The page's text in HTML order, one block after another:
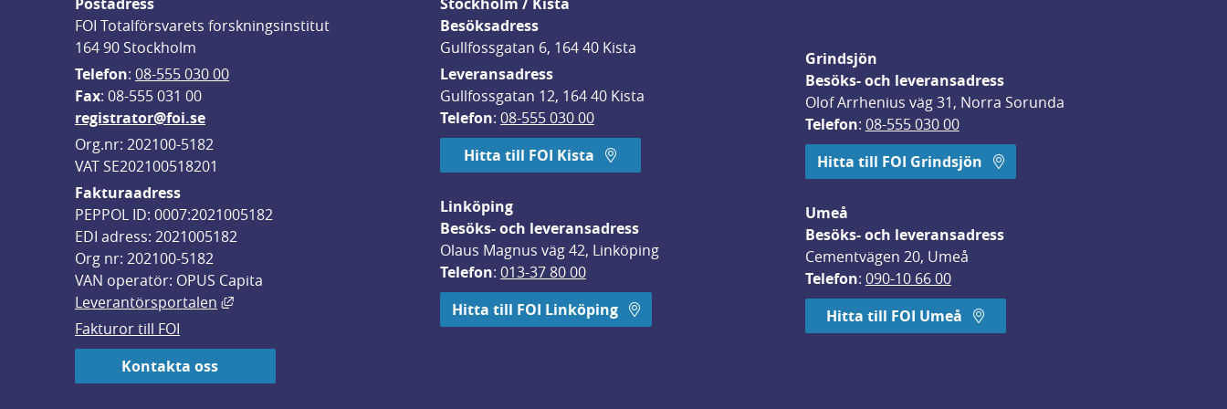
FOI Totalförsvarets forskningsinstitut
164 90 Stockholm
Telefon: 08-555 030 00
Fax: 08-555 031 00
registrator@foi.se
Org.nr: 202100-5182
VAT SE202100518201
Fakturaadress
PEPPOL ID: 0007:2021005182
EDI adress: 2021005182
Org nr: 202100-5182
VAN operatör: OPUS Capita
Leverantörsportalen
Länk till annan webbplats, öppnas i nytt fönster.
Fakturor till FOI
Kontakta oss
Besöksadress
Gullfossgatan 6, 164 40 Kista
Leveransadress
Gullfossgatan 12, 164 40 Kista
Telefon: 08-555 030 00
Hitta till FOI Kista
Linköping
Besöks- och leveransadress
Olaus Magnus väg 42, Linköping
Telefon: 013-37 80 00
Hitta till FOI Linköping
Grindsjön
Besöks- och leveransadress
Olof Arrhenius väg 31, Norra Sorunda
Telefon: 08-555 030 00
Hitta till FOI Grindsjön
Umeå
Besöks- och leveransadress
Cementvägen 20, Umeå
Telefon: 090-10 66 00
Hitta till FOI Umeå